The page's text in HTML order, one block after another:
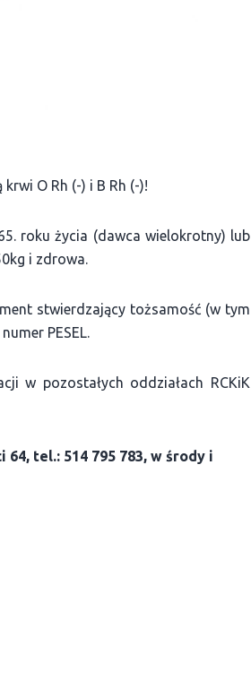
O Rh (-) i B Rh (-)!
roku życia (dawca wielokrotny) lub
i zdrowa.
stwierdzający tożsamość (w tym
PESEL.
w pozostałych oddziałach RCKiK
tel.: 514 795 783, w środy i